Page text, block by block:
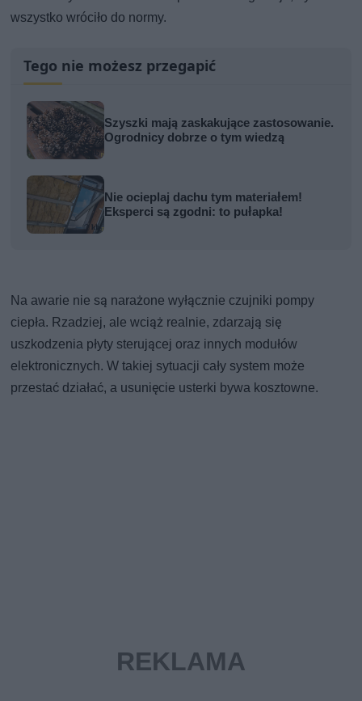
wszystko wróciło do normy.
Tego nie możesz przegapić
Szyszki mają zaskakujące zastosowanie.
Ogrodnicy dobrze o tym wiedzą
Nie ocieplaj dachu tym materiałem!
Eksperci są zgodni: to pułapka!
Na awarie nie są narażone wyłącznie czujniki pompy
ciepła. Rzadziej, ale wciąż realnie, zdarzają się
uszkodzenia płyty sterującej oraz innych modułów
elektronicznych. W takiej sytuacji cały system może
przestać działać, a usunięcie usterki bywa kosztowne.